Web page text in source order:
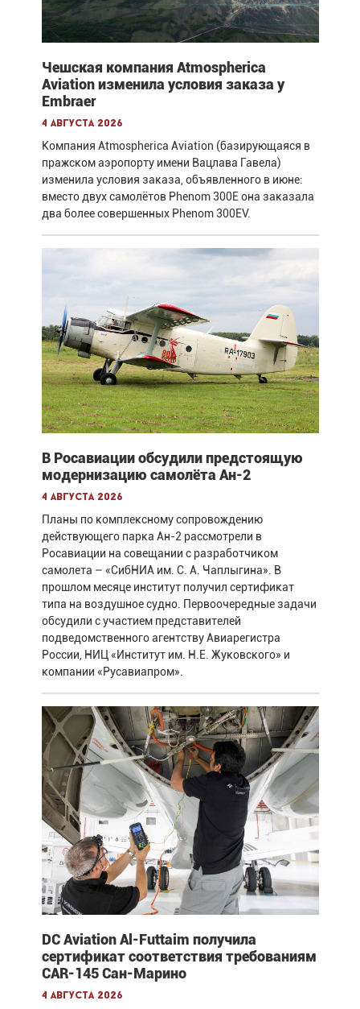
Чешская компания Atmospherica
Aviation изменила условия заказа у
Embraer
4 августа 2026
Компания Atmospherica Aviation (базирующаяся в
пражском аэропорту имени Вацлава Гавела)
изменила условия заказа, объявленного в июне:
вместо двух самолётов Phenom 300E она заказала
два более совершенных Phenom 300EV.
В Росавиации обсудили предстоящую
модернизацию самолёта Ан-2
4 августа 2026
Планы по комплексному сопровождению
действующего парка Ан-2 рассмотрели в
Росавиации на совещании с разработчиком
самолета – «СибНИА им. С. А. Чаплыгина». В
прошлом месяце институт получил сертификат
типа на воздушное судно. Первоочередные задачи
обсудили с участием представителей
подведомственного агентству Авиарегистра
России, НИЦ «Институт им. Н.Е. Жуковского» и
компании «Русавиапром».
DC Aviation Al-Futtaim получила
сертификат соответствия требованиям
CAR-145 Сан-Марино
4 августа 2026